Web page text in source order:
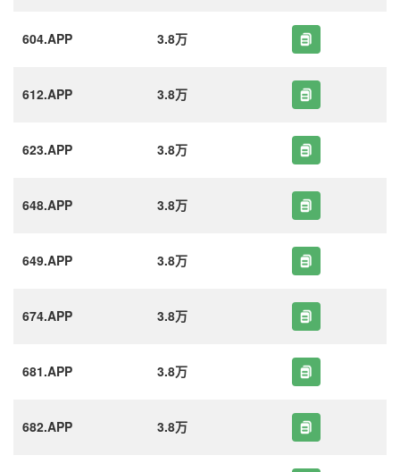
604.APP 3.8万
612.APP 3.8万
623.APP 3.8万
648.APP 3.8万
649.APP 3.8万
674.APP 3.8万
681.APP 3.8万
682.APP 3.8万